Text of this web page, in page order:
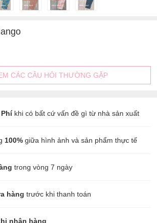
CÁC CÂU HỎI THƯỜNG GẶP
khi có bất cứ vấn đề gì từ nhà sản xuất
100% giữa hình ảnh và sản phẩm thực tế
trong vòng 7 ngày
hàng trước khi thanh toán
nhận hàng